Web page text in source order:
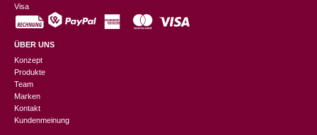
Visa
ÜBER UNS
Konzept
Produkte
Team
Marken
Kontakt
Kundenmeinung